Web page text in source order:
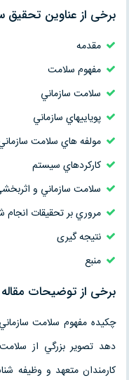
برخی از عناوین تحقیق
مقدمه
مفهوم سلامت
سلامت سازماني
پوياييهاي سازماني
مولفه هاي سلامت
كاركردهاي سيستم
سلامت سازماني و
مروري بر تحقيقات
نتیجه گیری
منبع
برخی از توضیحات
چكيده مفهوم سلامت
دهد تصوير بزرگي از سلامت
كارمندان متعهد و وظيفه